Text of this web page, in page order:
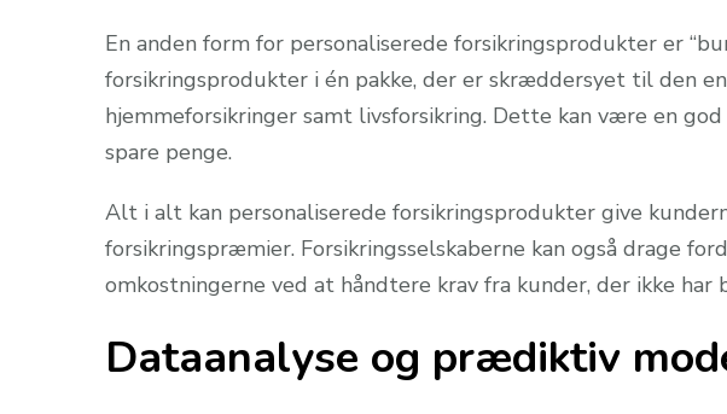
En anden form for personaliserede forsikringsprodukter er
forsikringsprodukter i én pakke, der er skræddersyet til den
hjemmeforsikringer samt livsforsikring. Dette kan være en
spare penge.
Alt i alt kan personaliserede forsikringsprodukter give
forsikringspræmier. Forsikringsselskaberne kan også drage
omkostningerne ved at håndtere krav fra kunder, der ikke har
Dataanalyse og prædiktiv